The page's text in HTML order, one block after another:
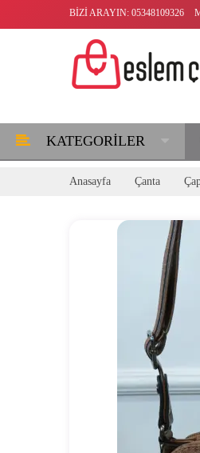
BIZI ARAYIN: 05348109326
KATEGORILER
Anasayfa Çanta